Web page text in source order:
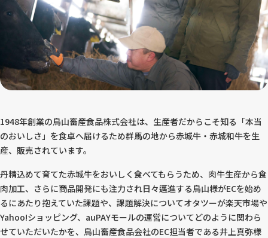
1948年創業の鳥山畜産食品株式会社は、生産者だからこそ知る「本当
のおいしさ」を食卓へ届けるため群馬の地から赤城牛・赤城和牛を生
産、販売されています。
丹精込めて育てた赤城牛をおいしく食べてもらうため、肉牛生産から食
肉加工、さらに商品開発にも注力され日々邁進する鳥山様がECを始め
るにあたり抱えていた課題や、課題解決についてオタツーが楽天市場や
Yahoo!ショッピング、auPAYモールの運営についてどのように関わら
せていただいたかを、鳥山畜産食品会社のEC担当者である井上真弥様